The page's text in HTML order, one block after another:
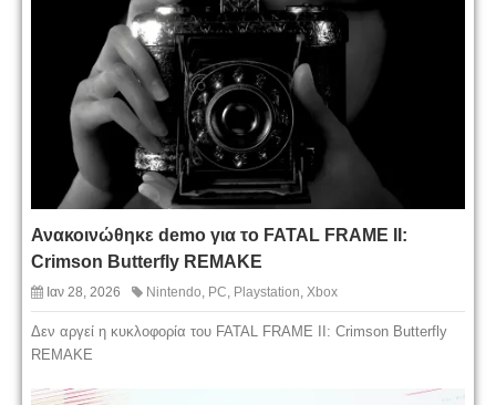
Ανακοινώθηκε demo για το FATAL FRAME II:
Crimson Butterfly REMAKE
Ιαν 28, 2026 Nintendo PC Playstation Xbox
Δεν αργεί η κυκλοφορία του FATAL FRAME II: Crimson Butterfly
REMAKE